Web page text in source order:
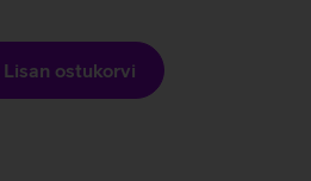
Lisan ostukorvi